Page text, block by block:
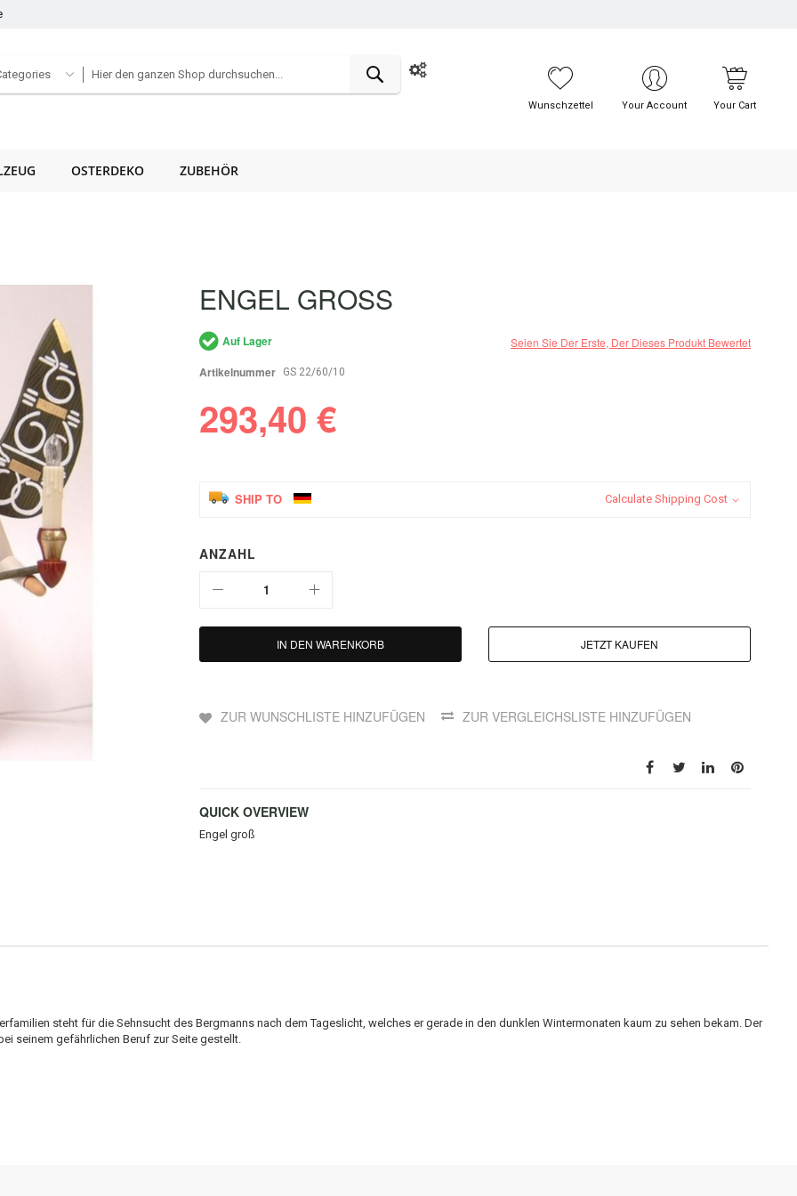
SUCHE
Wunschzettel Your Account Your Cart
OSTERDEKO ZUBEHÖR
ENGEL GROSS
Seien Sie Der Erste, Der Dieses Produkt Bewertet
Auf Lager
Artikelnummer
GS 22/60/10
293,40 €
SHIP TO Calculate Shipping Cost
ANZAHL
IN DEN WARENKORB JETZT KAUFEN
ZUR WUNSCHLISTE HINZUFÜGEN ZUR VERGLEICHSLISTE HINZUFÜGEN
QUICK OVERVIEW
Engel groß
steht für die Sehnsucht des Bergmanns nach dem Tageslicht, welches er gerade in den dunklen Wintermonaten kaum zu sehen bekam. Der
seinem gefährlichen Beruf zur Seite gestellt.